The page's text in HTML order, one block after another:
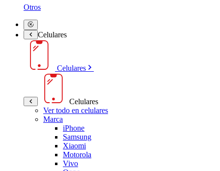
Otros
Celulares
Celulares
Celulares
Ver todo en celulares
Marca
iPhone
Samsung
Xiaomi
Motorola
Vivo